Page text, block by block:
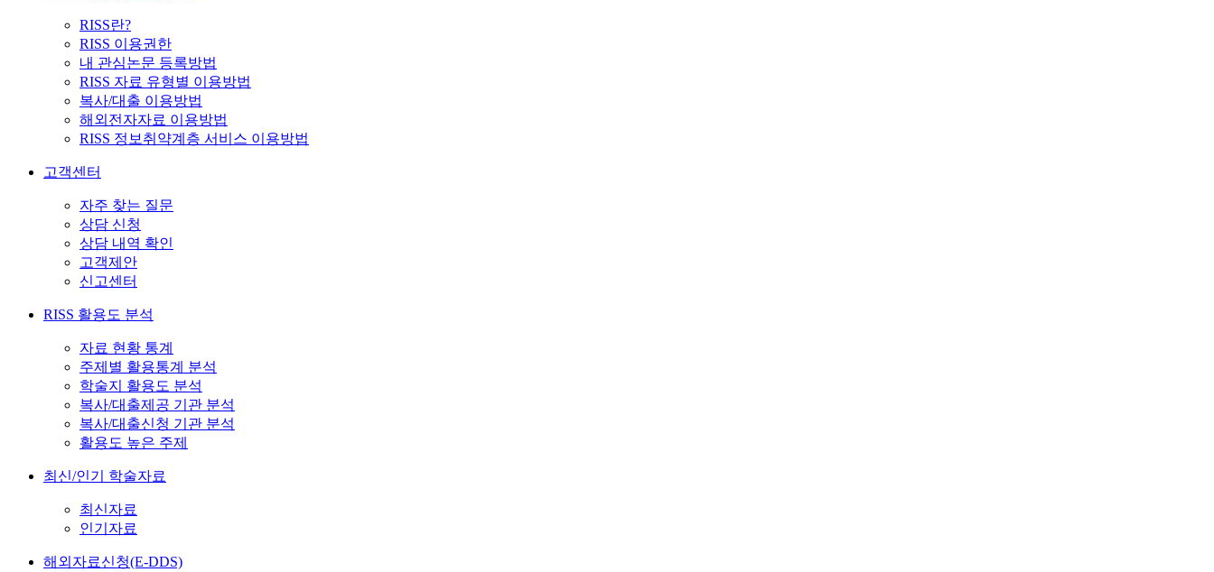
RISS란?
RISS 이용권한
내 관심논문 등록방법
RISS 자료 유형별 이용방법
복사/대출 이용방법
해외전자자료 이용방법
RISS 정보취약계층 서비스 이용방법
고객센터
자주 찾는 질문
상담 신청
상담 내역 확인
고객제안
신고센터
RISS 활용도 분석
자료 현황 통계
주제별 활용통계 분석
학술지 활용도 분석
복사/대출제공 기관 분석
복사/대출신청 기관 분석
활용도 높은 주제
최신/인기 학술자료
최신자료
인기자료
해외자료신청(E-DDS)